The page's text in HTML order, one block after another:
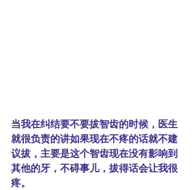
当我在纠结要不要拔智齿的时候，医生
就很负责的讲如果现在不疼的话就不建
议拔，主要是这个智齿现在没有影响到
其他的牙，不碍事儿，拔得话会让我很
疼。